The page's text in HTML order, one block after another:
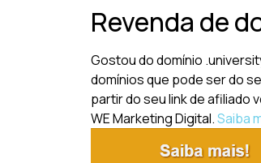
Revenda de
Gostou do domínio
domínios que pode ser do
partir do seu link de afiliado
WE Marketing Digital.Saiba